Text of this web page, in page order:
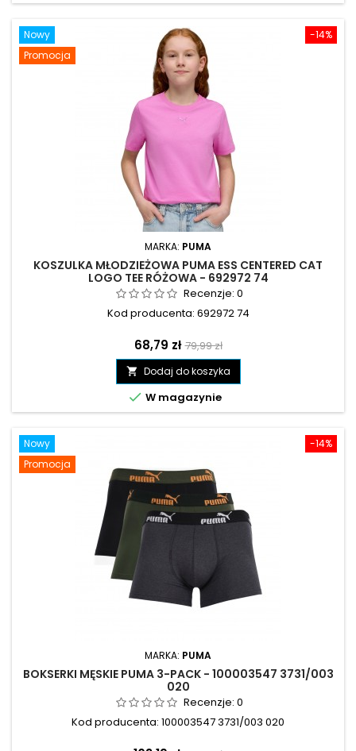
-14%
Nowy
Promocja
MARKA: PUMA
KOSZULKA MŁODZIEŻOWA PUMA ESS CENTERED CAT
LOGO TEE RÓŻOWA - 692972 74
Recenzje: 0
Kod producenta: 692972 74
Cena
68,79 zł Cena
podstawowa
79,99 zł
 Dodaj do koszyka
 W magazynie
-14%
Nowy
Promocja
MARKA: PUMA
BOKSERKI MĘSKIE PUMA 3-PACK - 100003547 3731/003
020
Recenzje: 0
Kod producenta: 100003547 3731/003 020